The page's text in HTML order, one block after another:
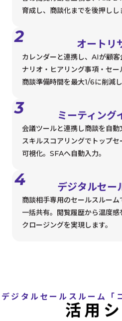
育成し、商談化までを後押しし
2 オートリ
カレンダーと連携し、AIが顧
ナリオ・ヒアリング事項・セー
商談準備時間を最大1/6に削減し
3 ミーティング
会議ツールと連携し商談を自
スキルスコアリングでトップ
可視化。SFAへ自動入力。
4 デジタルセー
商談相手専用のセールスルー
一括共有。閲覧履歴から温度
クロージングを実現します。
デジタルセールスルーム
活用